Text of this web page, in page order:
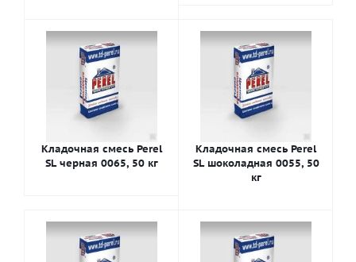
Кладочная смесь Perel
SL черная 0065, 50 кг
Кладочная смесь Perel
SL шоколадная 0055, 50
кг